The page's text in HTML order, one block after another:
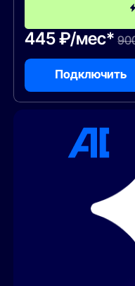
445 ₽/мес*
Подключить